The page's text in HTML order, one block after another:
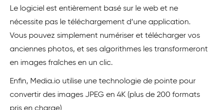
Le logiciel est entièrement basé sur le web et ne
nécessite pas le téléchargement d’une application.
Vous pouvez simplement numériser et télécharger vos
anciennes photos, et ses algorithmes les transformeront
en images fraîches en un clic.
Enfin, Media.io utilise une technologie de pointe pour
convertir des images JPEG en 4K (plus de 200 formats